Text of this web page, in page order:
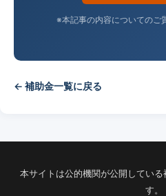
※本記事の内容についてのご
← 補助金一覧に戻る
本サイトは公的機関が公開してい
す。